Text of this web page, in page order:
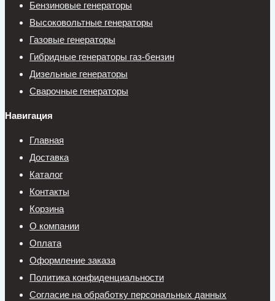
Бензиновые генераторы
Высоковольтные генераторы
Газовые генераторы
Гибридные генераторы газ-бензин
Дизельные генераторы
Сварочные генераторы
Навигация
Главная
Доставка
Каталог
Контакты
Корзина
О компании
Оплата
Оформление заказа
Политика конфиденциальности
Согласие на обработку персональных данных